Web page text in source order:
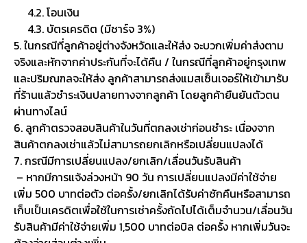
4.2. โอนเงิน
4.3. บัตรเครดิต (มีชาร์จ 3%)
5. ในกรณีที่ลูกค้าอยู่ต่างจังหวัดและให้ส่ง จะบวกเพิ่มค่าส่งตาม
จริงและหักจากค่าประกันที่จะได้คืน / ในกรณีที่ลูกค้าอยู่กรุงเทพ
และปริมณฑลจะให้ส่ง ลูกค้าสามารถส่งแมสเซ็นเจอร์ให้เข้ามารับ
ที่ร้านแล้วชำระเงินปลายทางจากลูกค้า โดยลูกค้ายืนยันตัวตน
ผ่านทางไลน์
6. ลูกค้าตรวจสอบสินค้าในวันที่ตกลงเช่าก่อนชำระ เนื่องจาก
สินค้าตกลงเช่าแล้วไม่สามารถยกเลิกหรือเปลี่ยนแปลงได้
7. กรณีมีการเปลี่ยนแปลง/ยกเลิก/เลื่อนวันรับสินค้า
– หากมีการแจ้งล่วงหน้า 90 วัน การเปลี่ยนแปลงมีค่าใช้จ่าย
เพิ่ม 500 บาทต่อตัว ต่อครั้ง/ยกเลิกได้รับค่าซักคืนหรือสามารถ
เก็บเป็นเครดิตเพื่อใช้ในการเช่าครั้งถัดไปได้เต็มจำนวน/เลื่อนวัน
รับสินค้ามีค่าใช้จ่ายเพิ่ม 1,500 บาทต่อบิล ต่อครั้ง หากเพิ่มวันจะ